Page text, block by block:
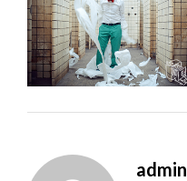
admin